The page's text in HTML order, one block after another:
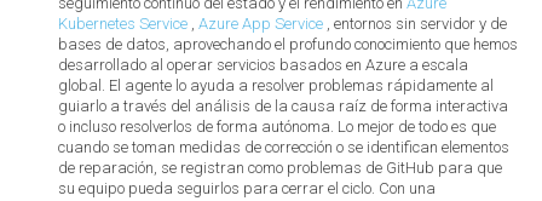
Kubernetes Service, Azure App Service, entornos sin servidor y de
bases de datos, aprovechando el profundo conocimiento que hemos
desarrollado al operar servicios basados ​​en Azure a escala
global. El agente lo ayuda a resolver problemas rápidamente al
guiarlo a través del análisis de la causa raíz de forma interactiva
o incluso resolverlos de forma autónoma. Lo mejor de todo es que
cuando se toman medidas de corrección o se identifican elementos
de reparación, se registran como problemas de GitHub para que
su equipo pueda seguirlos para cerrar el ciclo. Con una